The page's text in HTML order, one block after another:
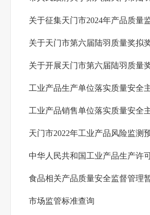
关于天门市第六届陆羽质量奖拟
天门市2022年工业产品风险监测
食品相关产品质量安全监督管理
市场监管标准查询